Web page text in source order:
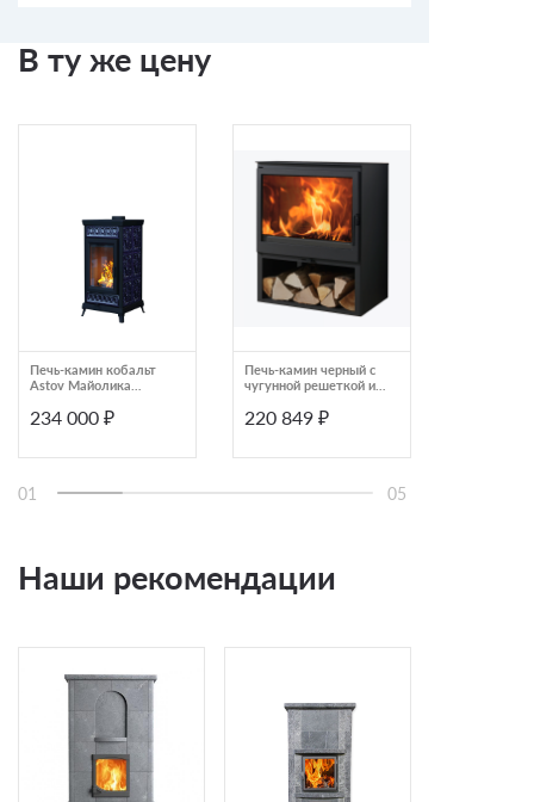
В ту же цену
Печь-камин кобальт
Astov Майолика
234 000 ₽
Печь-камин черный с
чугунной решеткой и
стекла Panadero
220 849 ₽
01 05
Наши рекомендации